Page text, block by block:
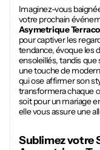
Imaginez-vous
votre prochain
Asymetrique
pour captiver les
tendance, évoque les
ensoleillés, tandis
une touche de
qui ose affirmer son
transformera chaque
soit pour un mariage
elle vous assure une
Sublimez votre